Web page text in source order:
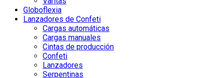
Globoflexia
Lanzadores de Confeti
Cargas automáticas
Cargas manuales
Cintas de producción
Confeti
Lanzadores
Serpentinas